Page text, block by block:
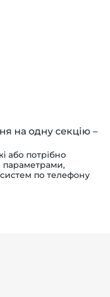
на одну секцію –
або потрібно
параметрами,
по телефону